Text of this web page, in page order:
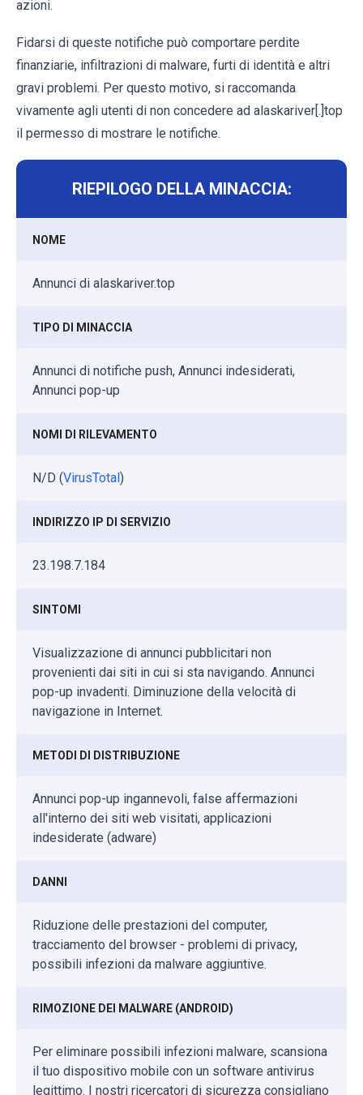
azioni.
Fidarsi di queste notifiche può comportare perdite
finanziarie, infiltrazioni di malware, furti di identità e altri
gravi problemi. Per questo motivo, si raccomanda
vivamente agli utenti di non concedere ad alaskariver[.]top
il permesso di mostrare le notifiche.
RIEPILOGO DELLA MINACCIA:
NOME
Annunci di alaskariver.top
TIPO DI MINACCIA
Annunci di notifiche push, Annunci indesiderati,
Annunci pop-up
NOMI DI RILEVAMENTO
N/D (VirusTotal)
INDIRIZZO IP DI SERVIZIO
23.198.7.184
SINTOMI
Visualizzazione di annunci pubblicitari non
provenienti dai siti in cui si sta navigando. Annunci
pop-up invadenti. Diminuzione della velocità di
navigazione in Internet.
METODI DI DISTRIBUZIONE
Annunci pop-up ingannevoli, false affermazioni
all'interno dei siti web visitati, applicazioni
indesiderate (adware)
DANNI
Riduzione delle prestazioni del computer,
tracciamento del browser - problemi di privacy,
possibili infezioni da malware aggiuntive.
RIMOZIONE DEI MALWARE (ANDROID)
Per eliminare possibili infezioni malware, scansiona
il tuo dispositivo mobile con un software antivirus
legittimo. I nostri ricercatori di sicurezza consigliano